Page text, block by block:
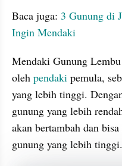
Baca juga: 3 Gunung di
Ingin Mendaki
Mendaki Gunung
oleh pendaki pemula,
yang lebih tinggi.
gunung yang lebih
akan bertambah dan
gunung yang lebih